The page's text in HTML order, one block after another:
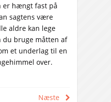
er hængt fast på
sagtens være
aldre kan lege
du bruge måtten af
et underlag til en
over.
Næste